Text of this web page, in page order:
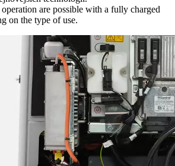
are possible with a fully charged
on the type of use.